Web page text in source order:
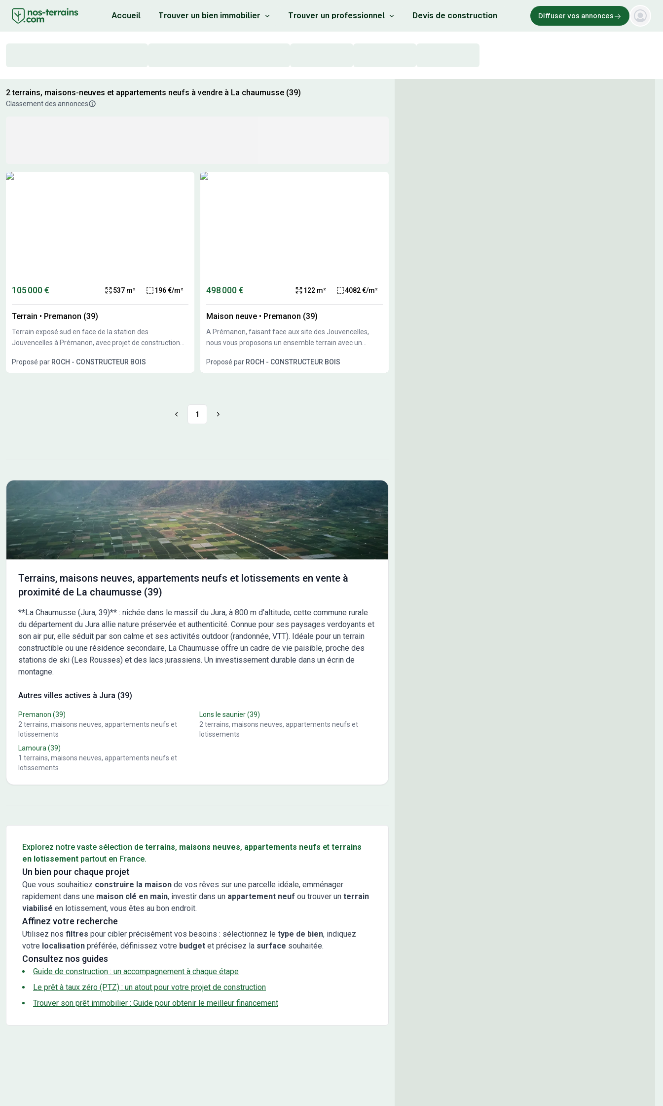
Accueil Trouver un bien immobilier Trouver un professionnel Devis de construction Diffuser vos annonces
2 terrains, maisons-neuves et appartements neufs à vendre à La chaumusse (39)
Classement des annonces
Résultats de recherche
105 000 € 537 m² 196 €/m²
Terrain • Premanon (39)
Terrain exposé sud en face de la station des
Jouvencelles à Prémanon, avec projet de construction
Proposé par ROCH - CONSTRUCTEUR BOIS
498 000 € 122 m² 4082 €/m²
Maison neuve • Premanon (39)
A Prémanon, faisant face aux site des Jouvencelles,
nous vous proposons un ensemble terrain avec un
votre convenance. Terrain exposé sud.
Proposé par ROCH - CONSTRUCTEUR BOIS
1
Terrains, maisons neuves, appartements neufs et lotissements en vente à
proximité de La chaumusse (39)
**La Chaumusse (Jura, 39)** : nichée dans le massif du Jura, à 800 m d’altitude, cette commune rurale
du département du Jura allie nature préservée et authenticité. Connue pour ses paysages verdoyants et
son air pur, elle séduit par son calme et ses activités outdoor (randonnée, VTT). Idéale pour un terrain
constructible ou une résidence secondaire, La Chaumusse offre un cadre de vie paisible, proche des
stations de ski (Les Rousses) et des lacs jurassiens. Un investissement durable dans un écrin de
montagne.
Autres villes actives à Jura (39)
Premanon (39)
2terrains, maisons neuves, appartements neufs et
lotissements
Lons le saunier(39)
2terrains, maisons neuves, appartements neufs et
lotissements
Lamoura(39)
1 terrains, maisons neuves, appartements neufs et
lotissements
Explorez notre vaste sélection de terrains, maisons neuves, appartements neufs et terrains
en lotissement partout en France.
Un bien pour chaque projet
Que vous souhaitiez construire la maison de vos rêves sur une parcelle idéale, emménager
rapidement dans une maison clé en main, investir dans un appartement neuf ou trouver un terrain
viabilisé en lotissement, vous êtes au bon endroit.
Affinez votre recherche
Utilisez nos filtres pour cibler précisément vos besoins : sélectionnez le type de bien, indiquez
votre localisation préférée, définissez votre budget et précisez la surface souhaitée.
Consultez nos guides
Guide de construction : un accompagnement à chaque étape
Le prêt à taux zéro (PTZ) : un atout pour votre projet de construction
Trouver son prêt immobilier : Guide pour obtenir le meilleur financement